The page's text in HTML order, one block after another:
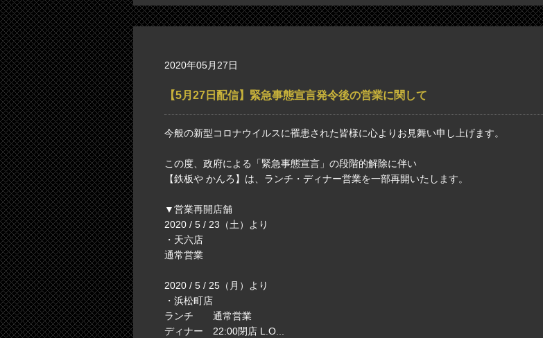
2020年05月27日
【5月27日配信】緊急事態宣言発令後の営業に関して
今般の新型コロナウイルスに罹患された皆様に心よりお見舞い申し上げます。
この度、政府による「緊急事態宣言」の段階的解除に伴い
【鉄板や かんろ】は、ランチ・ディナー営業を一部再開いたします。
▼営業再開店舗
2020 / 5 / 23（土）より
・天六店
通常営業
2020 / 5 / 25（月）より
・浜松町店
ランチ 通常営業
ディナー 22:00閉店 L.O...